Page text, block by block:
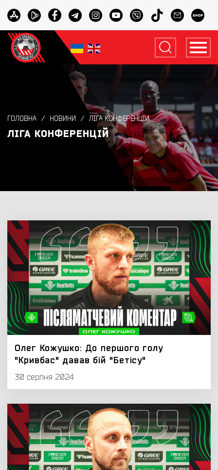
ГОЛОВНА НОВИНИ ЛІГА КОНФЕРЕНЦІЙ
ЛІГА КОНФЕРЕНЦІЙ
Олег Кожушко: До першого голу
"Кривбас" давав бій "Бетісу"
30 серпня 2024